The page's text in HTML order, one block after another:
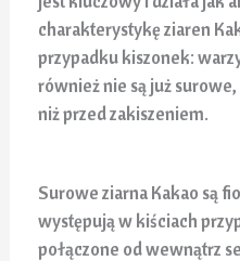
charakterystykę ziaren
przypadku kiszonek:
również nie są już
niż przed zakiszeniem.
Surowe ziarna Kakao są
występują w kiściach
połączone od wewnątrz